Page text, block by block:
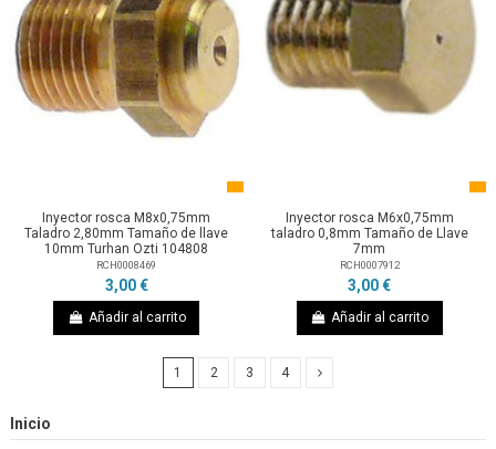
Inyector rosca M8x0,75mm
Taladro 2,80mm Tamaño de llave
10mm Turhan Ozti 104808
RCH0008469
3,00 €
Añadir al carrito
Inyector rosca M6x0,75mm
taladro 0,8mm Tamaño de Llave
7mm
RCH0007912
3,00 €
Añadir al carrito
1 2 3 4
Inicio